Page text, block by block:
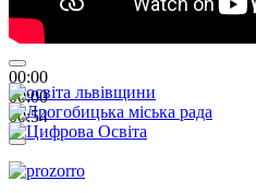
00:00
00:00
00:54